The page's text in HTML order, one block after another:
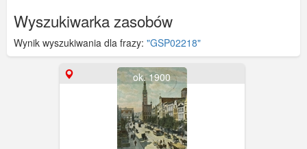
Wyszukiwarka zasobów
Wynik wyszukiwania dla frazy: "GSP02218"
ok. 1900